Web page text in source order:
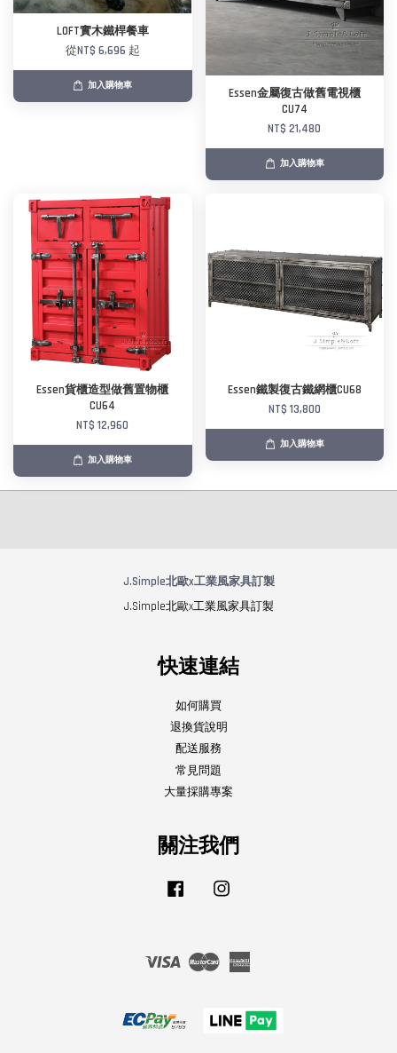
LOFT實木鐵桿餐車
從NT$ 6,696 起
加入購物車
Essen金屬復古做舊電視櫃
CU74
NT$ 21,480
加入購物車
Essen貨櫃造型做舊置物櫃
CU64
NT$ 12,960
加入購物車
Essen鐵製復古鐵網櫃CU68
NT$ 13,800
加入購物車
J.Simple北歐x工業風家具訂製
J.Simple北歐x工業風家具訂製
快速連結
如何購買
退換貨說明
配送服務
常見問題
大量採購專案
關注我們
Facebook
Visa Master